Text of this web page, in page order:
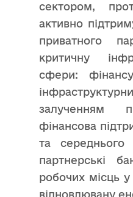
сектором,
активно
приватного
критичну
сфери:
залученням
фінансова
та
партнерські
робочих місць у
відновлювану